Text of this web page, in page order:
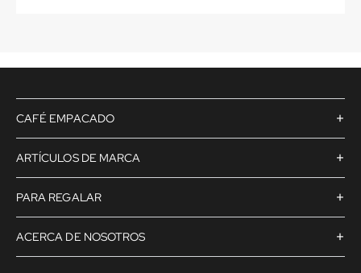
CAFÉ EMPACADO +
ARTÍCULOS DE MARCA +
PARA REGALAR +
ACERCA DE NOSOTROS +